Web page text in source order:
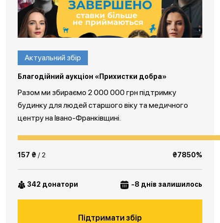
Актуальний збір
Благодійний аукціон «Прихистки добра»
Разом ми збираємо 2 000 000 грн підтримку
будинку для людей старшого віку та медичного
центру на Івано-Франківщині.
157 ₴ / 2 ₴7850%
342 донатори -8 днів залишилось
Підтримати збір